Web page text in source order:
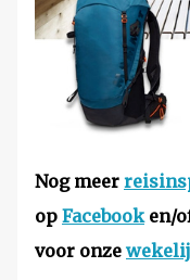
Nog meer
op Facebooken/
voor onze